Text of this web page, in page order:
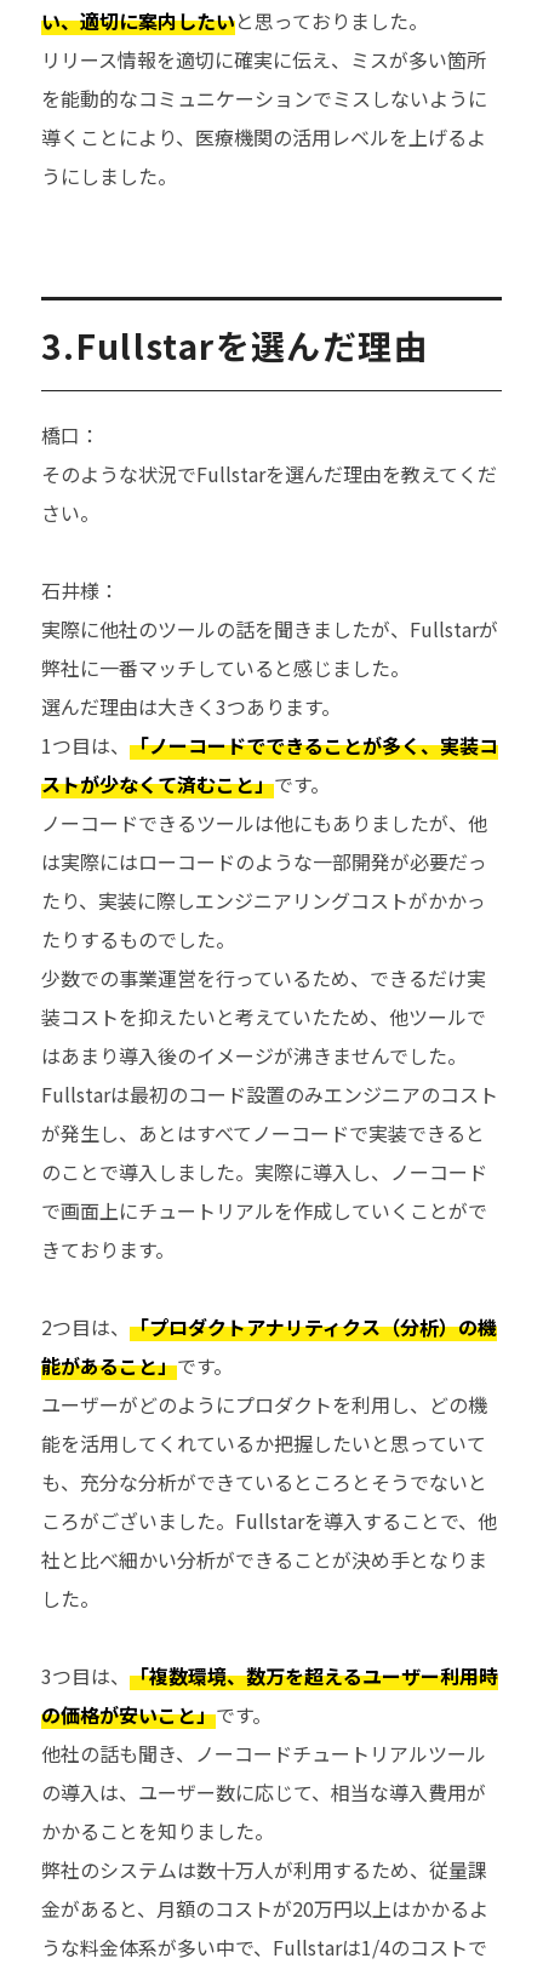
い、適切に案内したいと思っておりました。
リリース情報を適切に確実に伝え、ミスが多い箇所
を能動的なコミュニケーションでミスしないように
導くことにより、医療機関の活用レベルを上げるよ
うにしました。
3.Fullstarを選んだ理由
橋口：
そのような状況でFullstarを選んだ理由を教えてくだ
さい。
石井様：
実際に他社のツールの話を聞きましたが、 Fullstarが
弊社に一番マッチしていると感じました。
選んだ理由は大きく3つあります。
1つ目は、 「ノーコードでできることが多く、実装コ
ストが少なくて済むこと」です。
ノーコードできるツールは他にもありましたが、他
は実際にはローコードのような一部開発が必要だっ
たり、実装に際しエンジニアリングコストがかかっ
たりするものでした。
少数での事業運営を行っているため、できるだけ実
装コストを抑えたいと考えていたため、他ツールで
はあまり導入後のイメージが沸きませんでした。
Fullstarは最初のコード設置のみエンジニアのコスト
が発生し、あとはすべてノーコードで実装できると
のことで導入しました。実際に導入し、ノーコード
で画面上にチュートリアルを作成していくことがで
きております。
2つ目は、 「プロダクトアナリティクス（分析）の機
能があること」です。
ユーザーがどのようにプロダクトを利用し、どの機
能を活用してくれているか把握したいと思っていて
も、充分な分析ができているところとそうでないと
ころがございました。Fullstarを導入することで、他
社と比べ細かい分析ができることが決め手となりま
した。
3つ目は、 「複数環境、数万を超えるユーザー利用時
の価格が安いこと」です。
他社の話も聞き、ノーコードチュートリアルツール
の導入は、ユーザー数に応じて、相当な導入費用が
かかることを知りました。
弊社のシステムは数十万人が利用するため、従量課
金があると、月額のコストが20万円以上はかかるよ
うな料金体系が多い中で、Fullstarは1/4のコストで